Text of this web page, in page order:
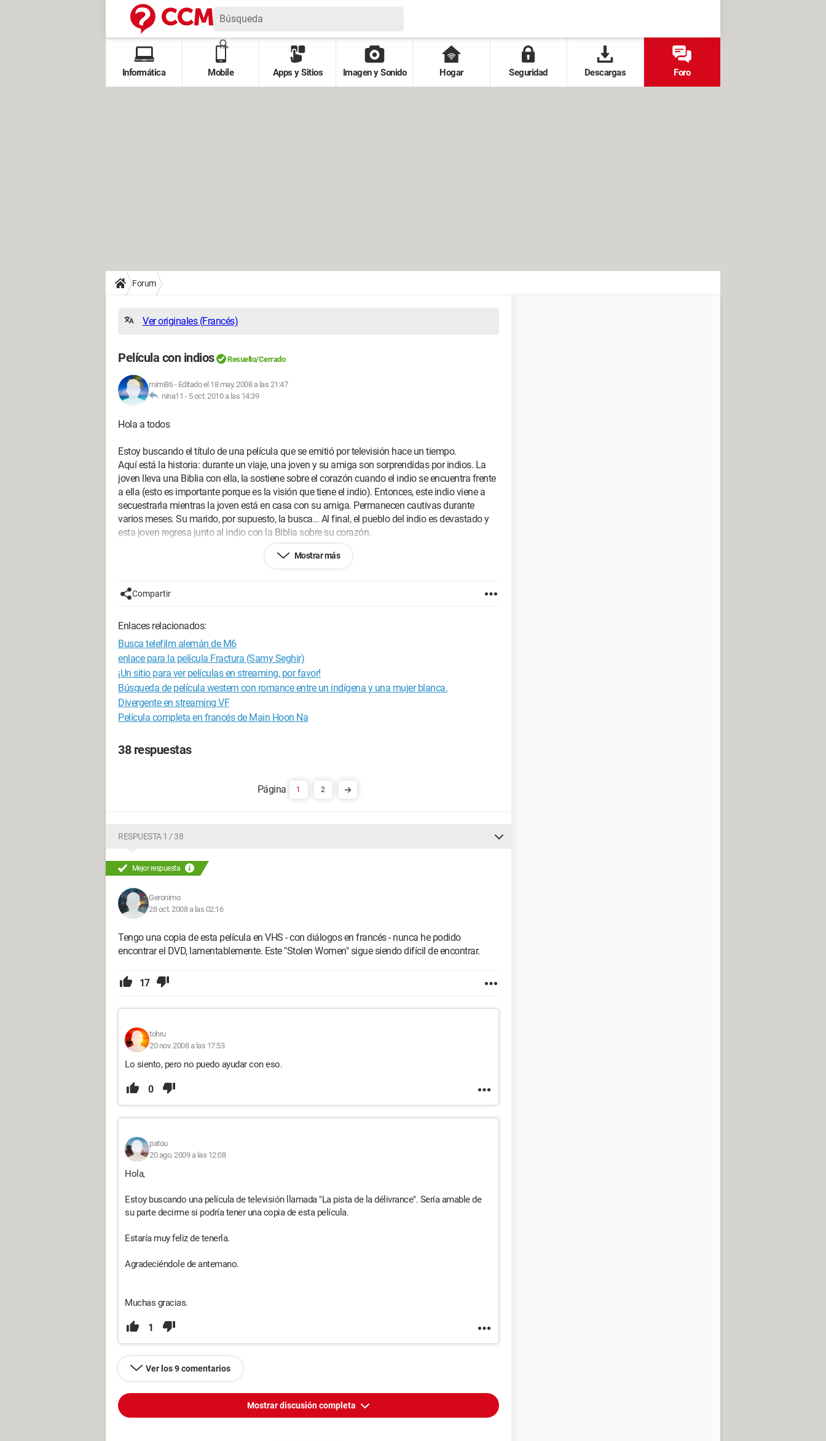
Informática Mobile Apps y Sitios Imagen y Sonido Hogar Seguridad Descargas Foro
Forum
Ver originales (Francés)
Película con indios Resuelto/Cerrado
mimi86- Editado el 18 may. 2008 a las 21:47
nina11 - 5 oct. 2010 a las 14:39
Hola a todos
Estoy buscando el título de una película que se emitió por televisión hace un tiempo.
Aquí está la historia: durante un viaje, una joven y su amiga son sorprendidas por indios. La
joven lleva una Biblia con ella, la sostiene sobre el corazón cuando el indio se encuentra frente
a ella (esto es importante porque es la visión que tiene el indio). Entonces, este indio viene a
secuestrarla mientras la joven está en casa con su amiga. Permanecen cautivas durante
varios meses. Su marido, por supuesto, la busca... Al final, el pueblo del indio es devastado y
esta joven regresa junto al indio con la Biblia sobre su corazón.
Mostrar más
Compartir
Enlaces relacionados:
Busca telefilm alemán de M6
enlace para la película Fractura (Samy Seghir)
¡Un sitio para ver películas en streaming, por favor!
Búsqueda de película western con romance entre un indígena y una mujer blanca.
Divergente en streaming VF
Película completa en francés de Main Hoon Na
38 respuestas
1 2
RESPUESTA 1 / 38
Mejor respuesta
Geronimo
28 oct. 2008 a las 02:16
Tengo una copia de esta película en VHS - con diálogos en francés - nunca he podido
encontrar el DVD, lamentablemente. Este "Stolen Women" sigue siendo difícil de encontrar.
17
tohru
20 nov. 2008 a las 17:53
Lo siento, pero no puedo ayudar con eso.
0
patou
20 ago. 2009 a las 12:08
Hola,
Estoy buscando una película de televisión llamada "La pista de la délivrance". Sería amable de
su parte decirme si podría tener una copia de esta película.
Estaría muy feliz de tenerla.
Agradeciéndole de antemano.
Muchas gracias.
1
Ver los 9 comentarios
Mostrar discusión completa